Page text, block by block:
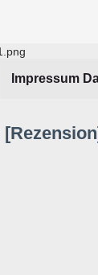
Impressum